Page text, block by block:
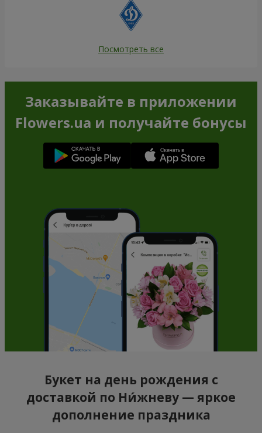
Посмотреть все
Заказывайте в приложении
Flowers.ua и получайте бонусы
Букет на день рождения с
доставкой по Ни́жневу — яркое
дополнение праздника